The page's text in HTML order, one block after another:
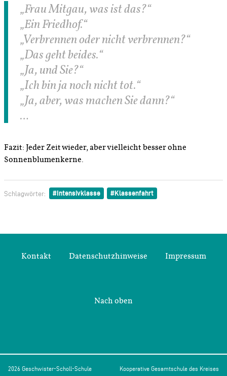
„Frau Mitgau, was ist das?“
„Ein Friedhof.“
„Verbrennen oder nicht verbrennen?“
„Das geht beides.“
„Ja, und Sie?“
„Ich bin ja noch nicht tot.“
„Ja, aber, was machen Sie dann?“
…
Fazit: Jeder Zeit wieder, aber vielleicht besser ohne
Sonnenblumenkerne.
Schlagwörter: Intensivklasse Klassenfahrt
Kontakt Datenschutzhinweise Impressum
Nach oben
2026 Geschwister-Scholl-Schule Kooperative Gesamtschule des Kreises